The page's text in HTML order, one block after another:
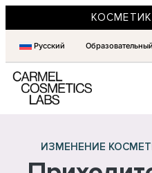
Русский
ИЗМЕНЕНИЕ